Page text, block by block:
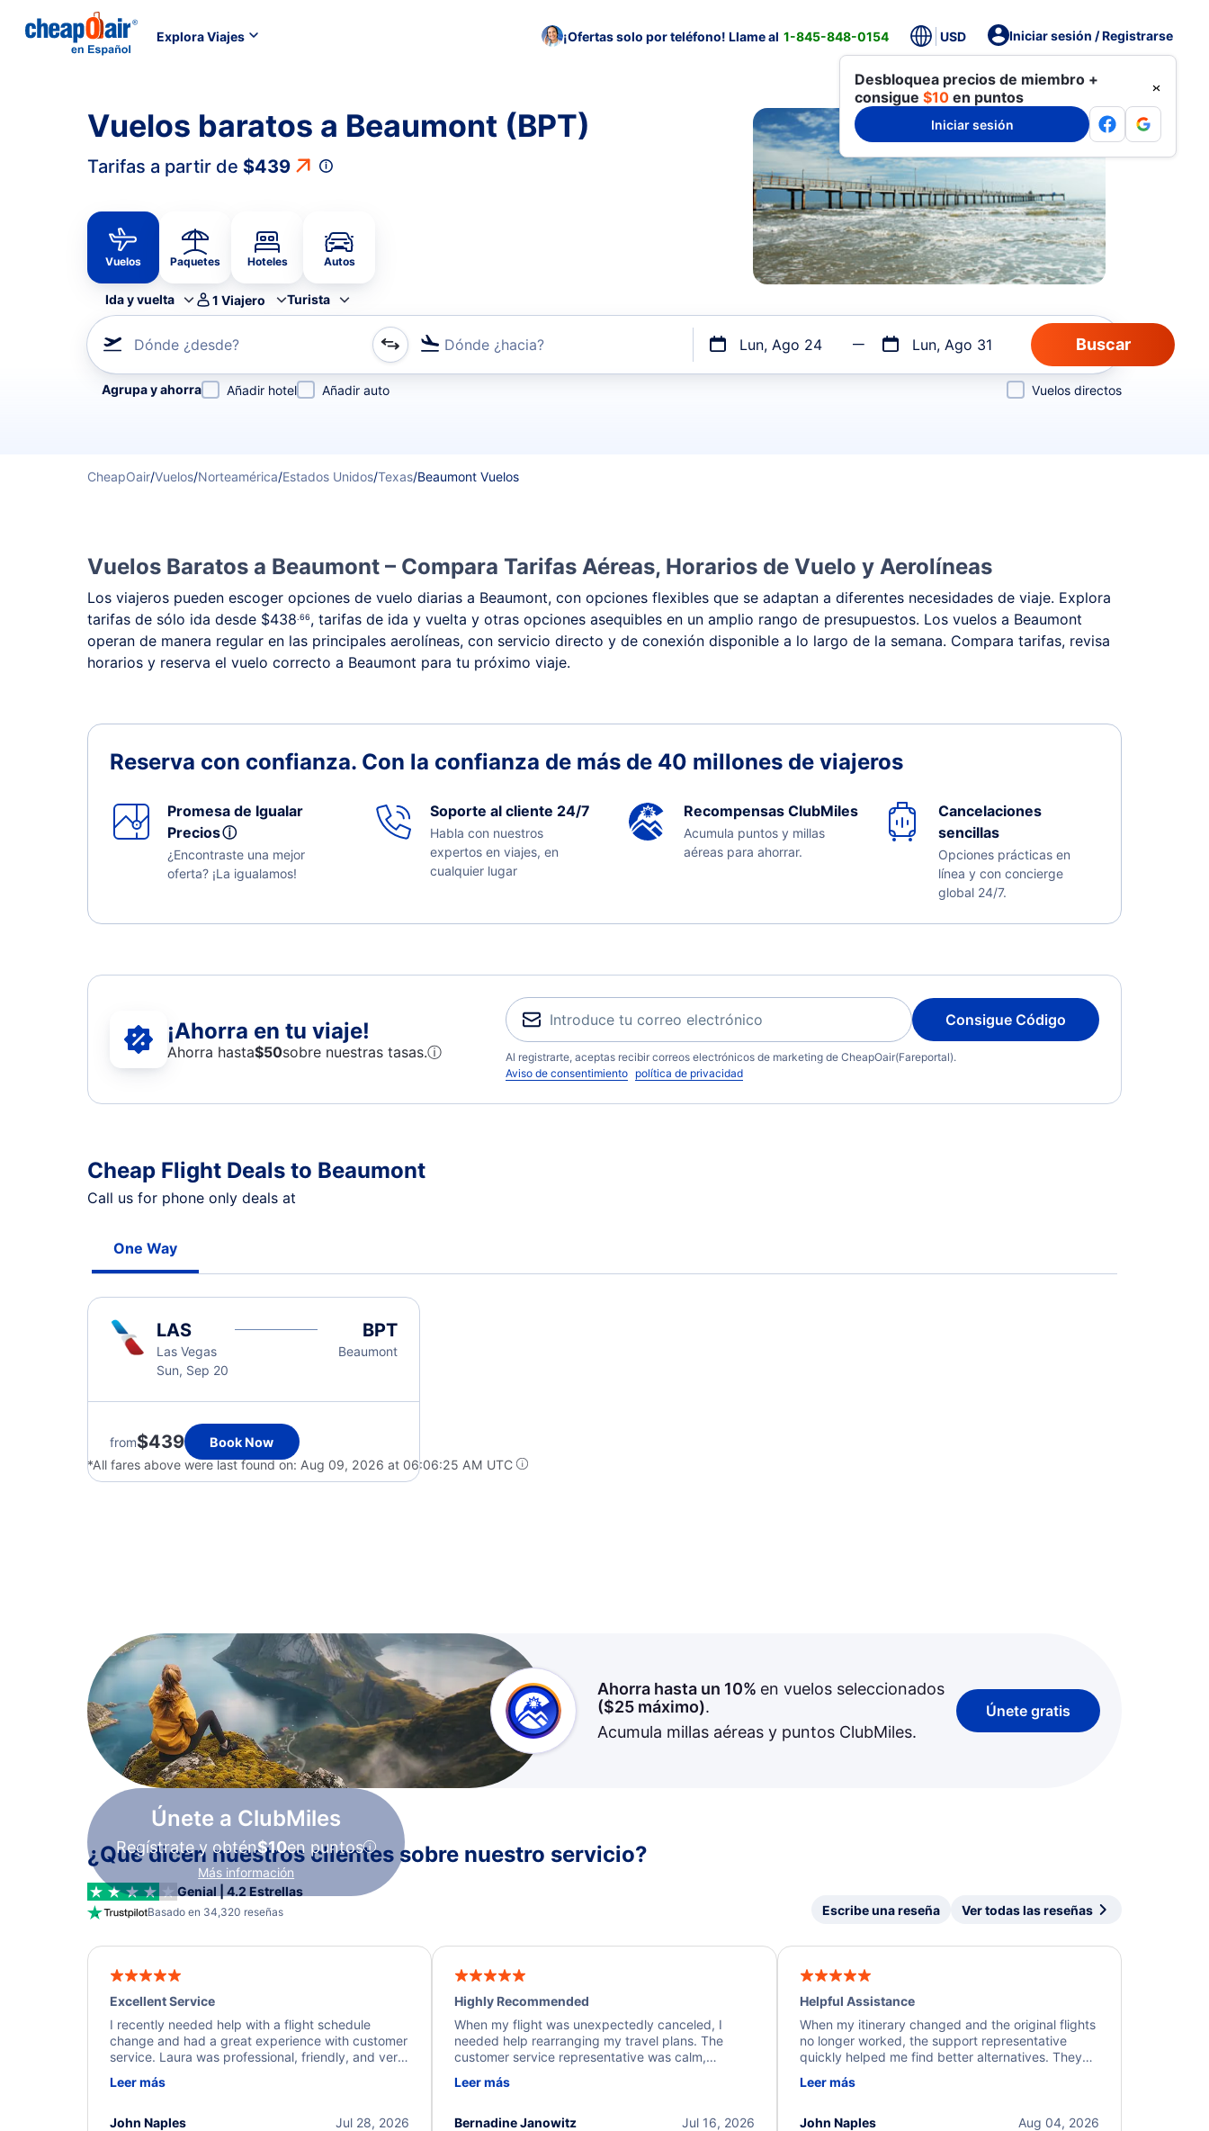
Explora Viajes ¡Ofertas solo por teléfono! Llame al 1-845-848-0154 USD Iniciar sesión / Registrarse
Desbloquea precios de miembro +
consigue $10 en puntos
Iniciar sesión
Vuelos baratos a Beaumont (BPT)
Tarifas a partir de $439
Vuelos Paquetes Hoteles Autos
Ida y vuelta 1 Viajero Turista
Dónde ¿desde? Dónde ¿hacia? Lun, Ago 24 Lun, Ago 31
Refina tu búsqueda por aerolínea, por ciudad o aeropuerto o por vuelos directos
Agrupa y ahorra Añadir hotel Añadir auto Vuelos directos
CheapOair/Vuelos/Norteamérica/Estados Unidos/Texas/Beaumont Vuelos
Vuelos Baratos a Beaumont – Compara Tarifas Aéreas, Horarios de Vuelo y Aerolíneas
Los viajeros pueden escoger opciones de vuelo diarias a Beaumont, con opciones flexibles que se adaptan a diferentes necesidades de viaje. Explora
tarifas de sólo ida desde $438.66, tarifas de ida y vuelta y otras opciones asequibles en un amplio rango de presupuestos. Los vuelos a Beaumont
operan de manera regular en las principales aerolíneas, con servicio directo y de conexión disponible a lo largo de la semana. Compara tarifas, revisa
horarios y reserva el vuelo correcto a Beaumont para tu próximo viaje.
Reserva con confianza. Con la confianza de más de 40 millones de viajeros
Promesa de Igualar
Preciosⓘ
¿Encontraste una mejor
oferta? ¡La igualamos!
Soporte al cliente 24/7
Habla con nuestros
expertos en viajes, en
cualquier lugar
Recompensas ClubMiles
Acumula puntos y millas
aéreas para ahorrar.
Cancelaciones
sencillas
Opciones prácticas en
línea y con concierge
global 24/7.
¡Ahorra en tu viaje!
Ahorra hasta$50sobre nuestras tasas.ⓘ
Consigue Código
Al registrarte, aceptas recibir correos electrónicos de marketing de CheapOair(Fareportal).
Aviso de consentimiento política de privacidad
Cheap Flight Deals to Beaumont
Call us for phone only deals at
One Way
LAS
Las Vegas
Sun, Sep 20
BPT
Beaumont
from$439
Book Now
*All fares above were last found on: Aug 09, 2026 at 06:06:25 AM UTC
Únete a ClubMiles
Regístrate y obtén$10en puntos
Más información
Ahorra hasta un 10% en vuelos seleccionados
($25máximo).
Acumula millas aéreas y puntos ClubMiles.
Únete gratis
¿Qué dicen nuestros clientes sobre nuestro servicio?
Genial | 4.2 Estrellas
Basado en 34,320 reseñas Escribe una reseña Ver todas las reseñas
Excellent Service
I recently needed help with a flight schedule
change and had a great experience with customer
service. Laura was professional, friendly, and very
a solution and kept me informed of the next steps.
Leer más
Jul 28, 2026
John Naples
Highly Recommended
When my flight was unexpectedly canceled, I
needed help rearranging my travel plans. The
customer service representative was calm,
process. They quickly found alternative flight
I truly appreciate the excellent support and
Leer más
Jul 16, 2026
Bernadine Janowitz
Helpful Assistance
When my itinerary changed and the original flights
no longer worked, the support representative
quickly helped me find better alternatives. They
beyond to resolve the issue. I'm grateful for the
Leer más
Aug 04, 2026
John Naples